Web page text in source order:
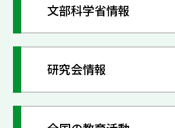
文部科学省情報
研究会情報